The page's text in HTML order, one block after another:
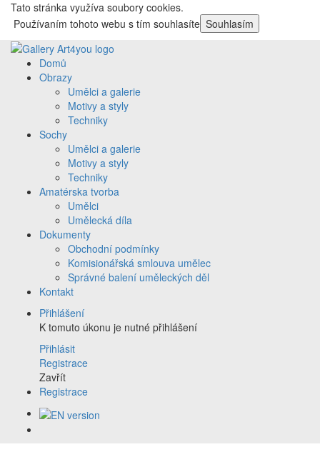
Tato stránka využíva soubory cookies.
Používaním tohoto webu s tím souhlasíte Souhlasím
Domů
Obrazy
Umělci a galerie
Motivy a styly
Techniky
Sochy
Umělci a galerie
Motivy a styly
Techniky
Amatérska tvorba
Umělci
Umělecká díla
Dokumenty
Obchodní podmínky
Komisionářská smlouva umělec
Správné balení uměleckých děl
Kontakt
Přihlášení
K tomuto úkonu je nutné přihlášení
Přihlásit
Registrace
Zavřít
Registrace